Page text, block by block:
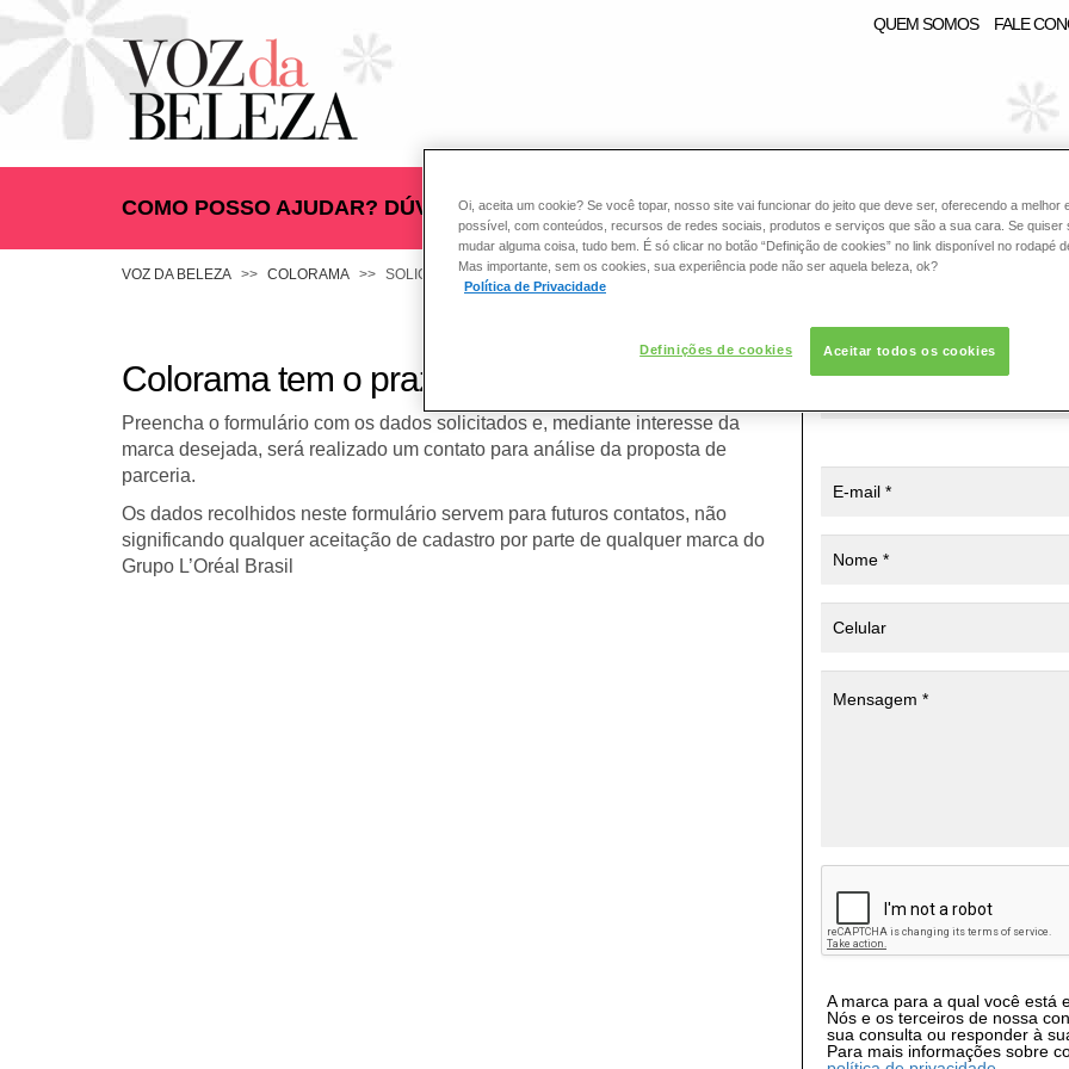
QUEM SOMOS FALE
COMO POSSO AJUDAR? DÚVIDAS SOBRE: ESMALTE
VOZ DA BELEZA COLORAMA SOLICITAÇÃO DE PARCERIA
Colorama tem o prazer em atendê-lo.
Preencha o formulário com os dados solicitados e, mediante interesse da
marca desejada, será realizado um contato para análise da proposta de
parceria.
Os dados recolhidos neste formulário servem para futuros contatos, não
significando qualquer aceitação de cadastro por parte de qualquer marca do
Grupo L’Oréal Brasil
* Campos de preenchimento
A marca para a qual você está
Nós e os terceiros de nossa
sua consulta ou responder à
Para mais informações sobre
Oi, aceita um cookie? Se você topar, nosso site vai funcionar do jeito que deve ser, oferecendo a melhor
possível, com conteúdos, recursos de redes sociais, produtos e serviços que são a sua cara. Se quiser
mudar alguma coisa, tudo bem. É só clicar no botão “Definição de cookies” no link disponível no rodapé
Mas importante, sem os cookies, sua experiência pode não ser aquela beleza, ok?
Política de Privacidade
Definições de cookies Aceitar todos os cookies